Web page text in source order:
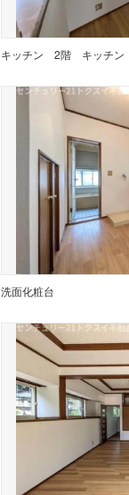
キッチン 2階 キッチン
洗面化粧台